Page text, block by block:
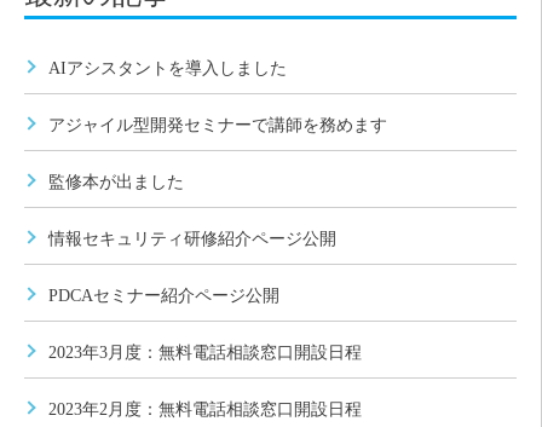
AIアシスタントを導入しました
アジャイル型開発セミナーで講師を務めます
監修本が出ました
情報セキュリティ研修紹介ページ公開
PDCAセミナー紹介ページ公開
2023年3月度：無料電話相談窓口開設日程
2023年2月度：無料電話相談窓口開設日程